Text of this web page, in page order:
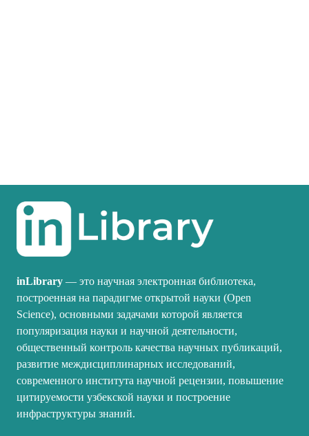
inLibrary — это научная электронная библиотека,
построенная на парадигме открытой науки (Open
Science), основными задачами которой является
популяризация науки и научной деятельности,
общественный контроль качества научных публикаций,
развитие междисциплинарных исследований,
современного института научной рецензии, повышение
цитируемости узбекской науки и построение
инфраструктуры знаний.